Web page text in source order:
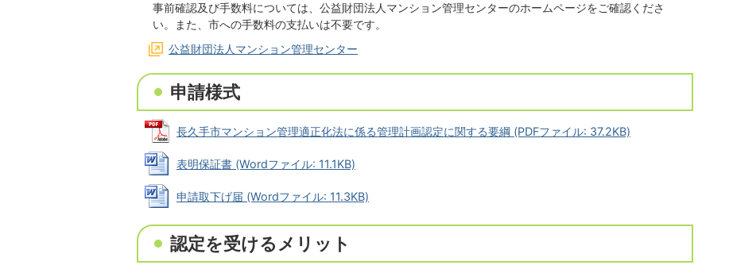
事前確認及び手数料については、公益財団法人マンション管理センターのホームページをご確認くださ
い。また、市への手数料の支払いは不要です。
公益財団法人マンション管理センター
申請様式
長久手市マンション管理適正化法に係る管理計画認定に関する要綱 (PDFファイル: 37.2KB)
表明保証書 (Wordファイル: 11.1KB)
申請取下げ届 (Wordファイル: 11.3KB)
認定を受けるメリット